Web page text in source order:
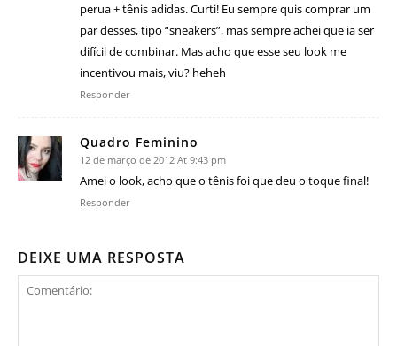
perua + tênis adidas. Curti! Eu sempre quis comprar um
par desses, tipo “sneakers”, mas sempre achei que ia ser
difícil de combinar. Mas acho que esse seu look me
incentivou mais, viu? heheh
Responder
Quadro Feminino
12 de março de 2012 At 9:43 pm
Amei o look, acho que o tênis foi que deu o toque final!
Responder
DEIXE UMA RESPOSTA